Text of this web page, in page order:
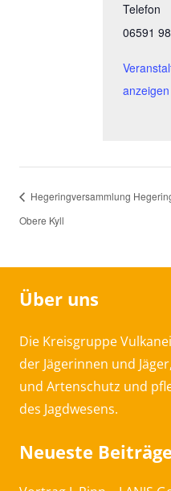
Telefon
06591
anzeigen
Hegeringversammlung
Obere Kyll
Über uns
Die Kreisgruppe
der Jägerinnen und
und Artenschutz und
des Jagdwesens.
Neueste Beiträge